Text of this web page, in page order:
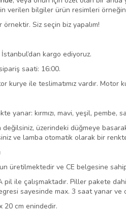
verilen bilgiler ürün resimleri
Siz seçin biz yapalım!
kargo ediyoruz.
saati: 16:00.
kurye ile teslimatımız vardır. Motor
yanar: kırmızı, mavi, yeşil, pembe,
üzerindeki düğmeye
ve lamba otomatik olarak bir
üretilmektedir ve CE belgesine
pil ile çalışmaktadır. Piller pakete
sayesinde max. 3 saat yanar
20 cm enindedir.